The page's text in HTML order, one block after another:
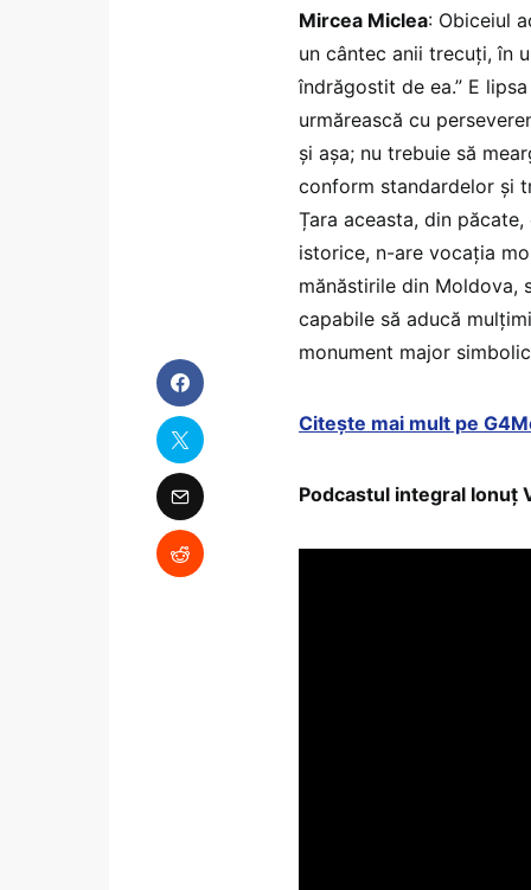
Mircea Miclea: Obiceiul
un cântec anii trecuți, în
îndrăgostit de ea.” E
urmărească cu
și așa; nu trebuie să
conform standardelor și
Țara aceasta, din
istorice, n-are vocația
mănăstirile din Moldova,
capabile să aducă
monument major
Citește mai mult pe
Podcastul integral Ionuț